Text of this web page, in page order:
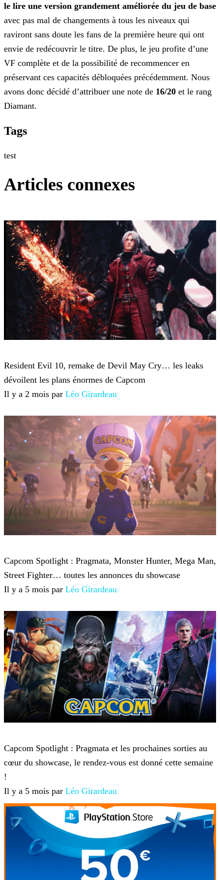
le lire une version grandement améliorée du jeu de base
avec pas mal de changements à tous les niveaux qui
raviront sans doute les fans de la première heure qui ont
envie de redécouvrir le titre. De plus, le jeu profite d’une
VF complète et de la possibilité de recommencer en
préservant ces capacités débloquées précédemment. Nous
avons donc décidé d’attribuer une note de 16/20 et le rang
Diamant.
Tags
test
Articles connexes
Resident Evil 10, remake de Devil May Cry… les leaks
dévoilent les plans énormes de Capcom
Il y a 2 mois par Léo Girardeau
Capcom Spotlight : Pragmata, Monster Hunter, Mega Man,
Street Fighter… toutes les annonces du showcase
Il y a 5 mois par Léo Girardeau
Capcom Spotlight : Pragmata et les prochaines sorties au
cœur du showcase, le rendez-vous est donné cette semaine
!
Il y a 5 mois par Léo Girardeau